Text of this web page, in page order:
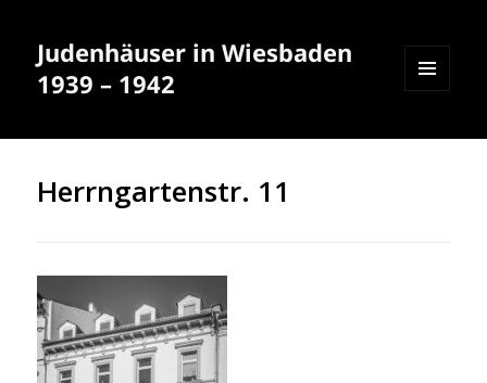
Judenhäuser in Wiesbaden
1939 – 1942
WIDGETS
Herrngartenstr. 11